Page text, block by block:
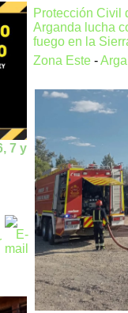
7 y
Protección Civil
Arganda lucha
fuego en la
Zona Este -